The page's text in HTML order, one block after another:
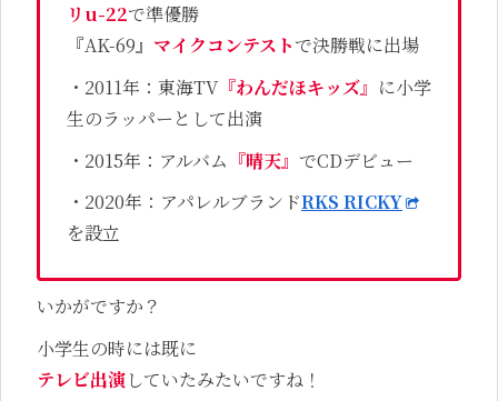
リu-22で準優勝
『AK-69』 マイクコンテストで決勝戦に出場
・2011年：東海TV『わんだほキッズ』 に小学
生のラッパーとして出演
・2015年：アルバム 『晴天』 でCDデビュー
・2020年：アパレルブランドRKS RICKY
を設立
いかがですか？
小学生の時には既に
テレビ出演していたみたいですね！